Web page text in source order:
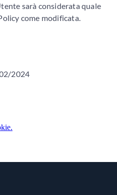
sarà considerata quale
come modificata.
2024